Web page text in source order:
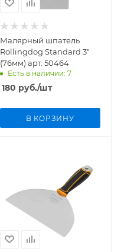
Малярный шпатель
Rollingdog Standard 3"
(76мм) арт. 50464
Есть в наличии: 7
180 руб./шт
В КОРЗИНУ